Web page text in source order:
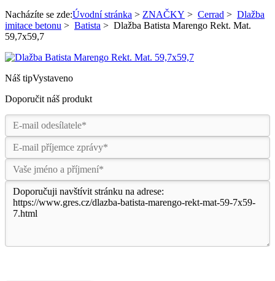
Nacházíte se zde:Úvodní stránka > ZNAČKY > Cerrad > Dlažba
imitace betonu > Batista > Dlažba Batista Marengo Rekt. Mat.
59,7x59,7
Náš tipVystaveno
Doporučit náš produkt